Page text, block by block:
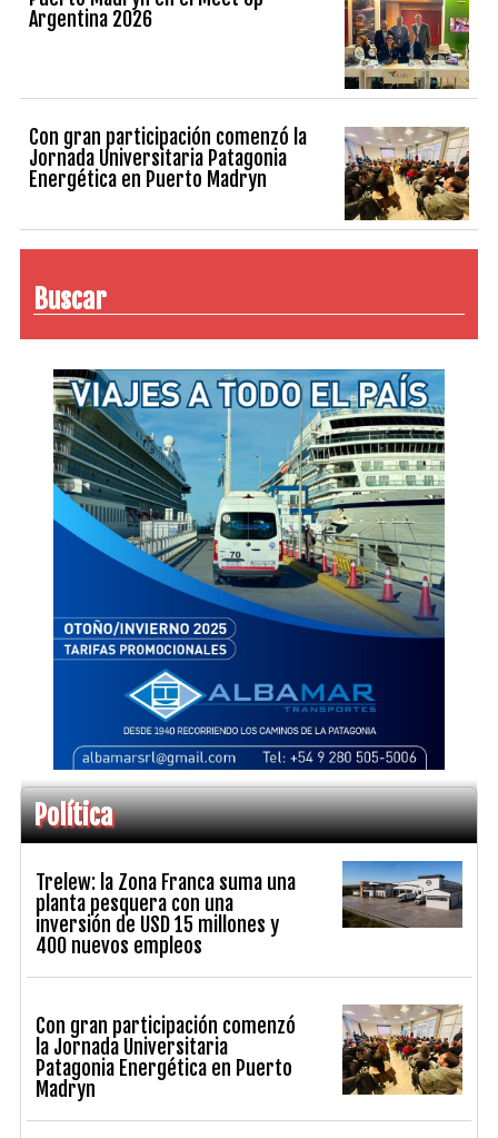
Argentina 2026
Con gran participación comenzó la
Jornada Universitaria Patagonia
Energética en Puerto Madryn
Buscar
Política
Trelew: la Zona Franca suma una
planta pesquera con una
inversión de USD 15 millones y
400 nuevos empleos
Con gran participación comenzó
la Jornada Universitaria
Patagonia Energética en Puerto
Madryn